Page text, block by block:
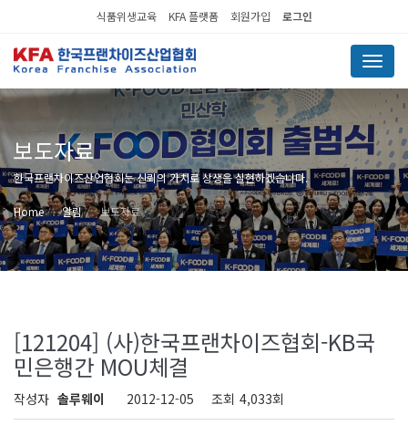
식품위생교육 KFA 플랫폼 회원가입 로그인
Menu
보도자료
한국프랜차이즈산업협회는 신뢰의 가치로 상생을 실현하겠습니다.
Home 알림 보도자료
[121204] (사)한국프랜차이즈협회-KB국
민은행간 MOU체결
작성자 솔루웨이 2012-12-05 조회 4,033회